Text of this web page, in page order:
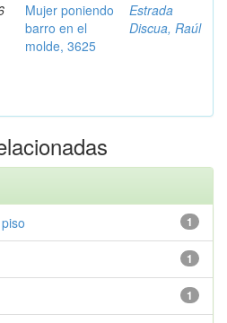
Mujer poniendo
barro en el
molde, 3625
Estrada
Discua, Raúl
1
1
1